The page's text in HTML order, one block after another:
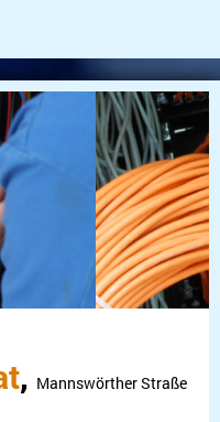
, Mannswörther Straße